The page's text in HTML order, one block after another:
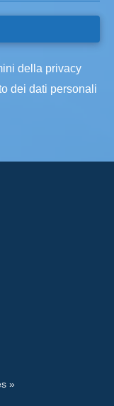
della privacy
dei dati personali
»